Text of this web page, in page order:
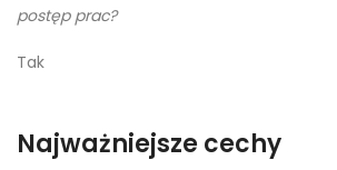
postęp prac?
Tak
Najważniejsze cechy